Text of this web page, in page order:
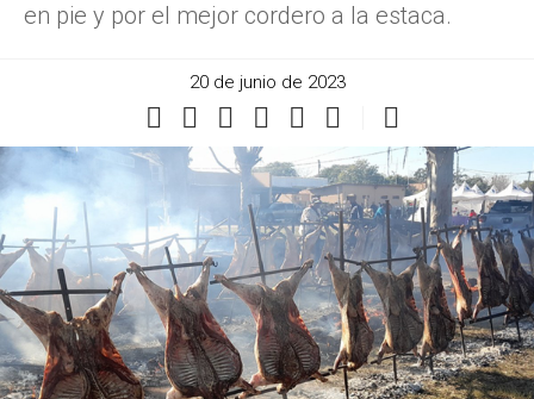
en pie y por el mejor cordero a la estaca.
20 de junio de 2023